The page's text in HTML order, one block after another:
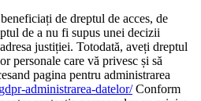
de dreptul de acces, de
de a nu fi supus unei decizii
justiției. Totodată, aveți dreptul
personale care vă privesc și să
pagina pentru administrarea
administrarea-datelor/Conform